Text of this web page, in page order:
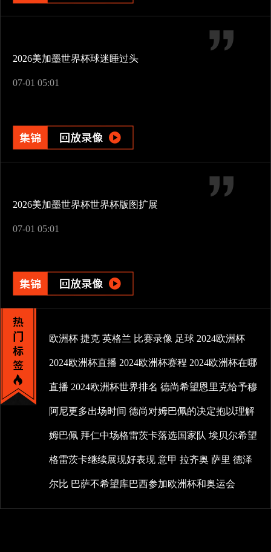
2026美加墨世界杯球迷睡过头
07-01 05:01
2026美加墨世界杯世界杯版图扩展
07-01 05:01
欧洲杯 捷克 英格兰 比赛录像 足球 2024欧洲杯
2024欧洲杯直播 2024欧洲杯赛程 2024欧洲杯在哪
直播 2024欧洲杯世界排名 德尚希望恩里克给予穆
阿尼更多出场时间 德尚对姆巴佩的决定抱以理解
姆巴佩 拜仁中场格雷茨卡落选国家队 埃贝尔希望
格雷茨卡继续展现好表现 意甲 拉齐奥 萨里 德泽
尔比 巴萨不希望库巴西参加欧洲杯和奥运会